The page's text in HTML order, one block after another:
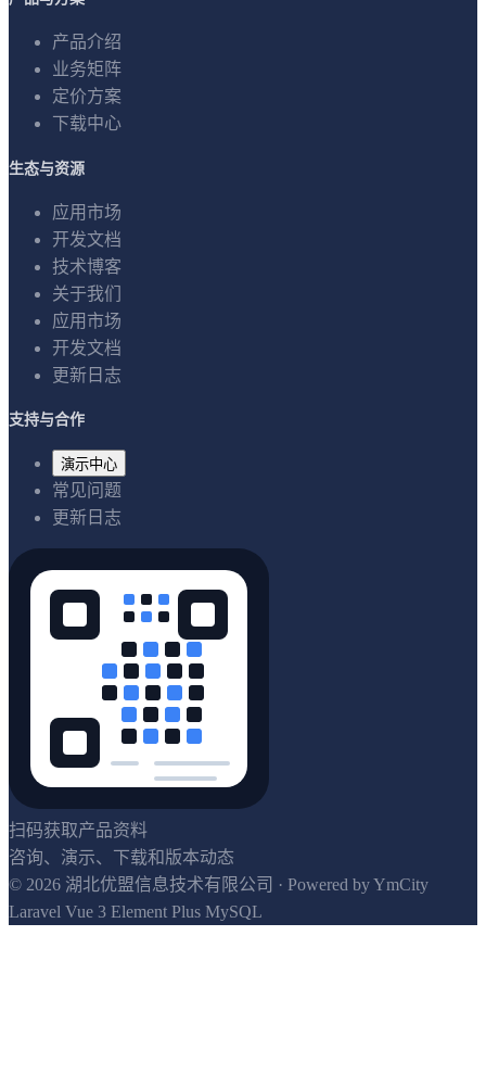
产品介绍
业务矩阵
定价方案
下载中心
生态与资源
应用市场
开发文档
技术博客
关于我们
应用市场
开发文档
更新日志
支持与合作
演示中心
常见问题
更新日志
扫码获取产品资料
咨询、演示、下载和版本动态
© 2026 湖北优盟信息技术有限公司
· Powered by YmCity
Laravel Vue 3 Element Plus MySQL